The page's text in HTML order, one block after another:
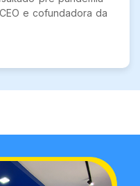
e cofundadora da